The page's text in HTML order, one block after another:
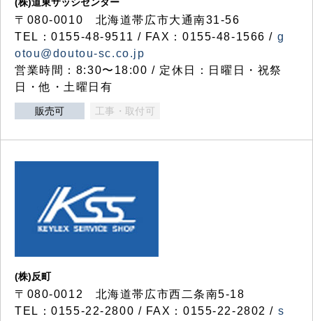
〒080-0010 北海道帯広市大通南31-56
TEL：0155-48-9511 / FAX：0155-48-1566 / g
otou@doutou-sc.co.jp
営業時間：8:30〜18:00 / 定休日：日曜日・祝祭
日・他・土曜日有
販売可 工事・取付可
(株)反町
〒080-0012 北海道帯広市西二条南5-18
TEL：0155-22-2800 / FAX：0155-22-2802 / s